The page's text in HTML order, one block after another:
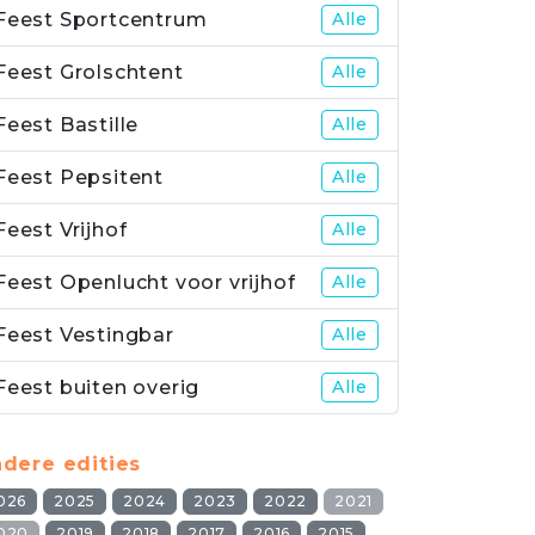
Sportcentrum Alle
Grolschtent Alle
Bastille Alle
Pepsitent Alle
Vrijhof Alle
Openlucht voor vrijhof Alle
Vestingbar Alle
buiten overig Alle
edities
2025 2024 2023 2022
2021